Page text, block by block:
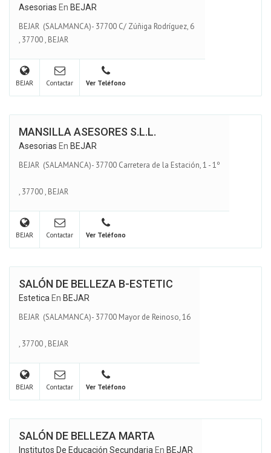
Asesorias En BEJAR
BEJAR (SALAMANCA)- 37700 C/ Zúñiga Rodríguez, 6
, 37700, BEJAR
BEJAR Contactar Ver Teléfono
MANSILLA ASESORES S.L.L.
Asesorias En BEJAR
BEJAR (SALAMANCA)- 37700 Carretera de la Estación, 1 - 1º
, 37700, BEJAR
BEJAR Contactar Ver Teléfono
SALÓN DE BELLEZA B-ESTETIC
Estetica En BEJAR
BEJAR (SALAMANCA)- 37700 Mayor de Reinoso, 16
, 37700, BEJAR
BEJAR Contactar Ver Teléfono
SALÓN DE BELLEZA MARTA
Institutos De Educación Secundaria En BEJAR